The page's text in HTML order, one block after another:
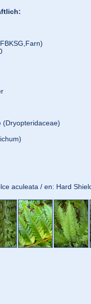
FBKSG, Farn)
(Dryopteridaceae)
aculeata / en: Hard